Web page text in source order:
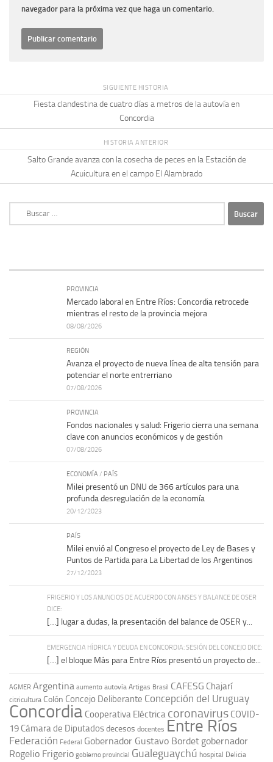
navegador para la próxima vez que haga un comentario.
SIGUIENTE HISTORIA
Fiesta clandestina de cuatro días a metros de la autovía en
Concordia
HISTORIA ANTERIOR
Salto Grande avanza con la cosecha de peces en la Estación de
Acuicultura en el campo El Alambrado
PROVINCIA
Mercado laboral en Entre Ríos: Concordia retrocede
mientras el resto de la provincia mejora
08/08/2026
REGIÓN
Avanza el proyecto de nueva línea de alta tensión para
potenciar el norte entrerriano
07/08/2026
PROVINCIA
Fondos nacionales y salud: Frigerio cierra una semana
clave con anuncios económicos y de gestión
07/08/2026
ECONOMÍA / PAÍS
Milei presentó un DNU de 366 artículos para una
profunda desregulación de la economía
20/12/2023
PAÍS
Milei envió al Congreso el proyecto de Ley de Bases y
Puntos de Partida para La Libertad de los Argentinos
27/12/2023
FRIGERIO Y LOS ANUNCIOS DE ACUERDO CON ANSES Y BALANCE DE OSER
DICE:
[…] lugar a dudas, la presentación del balance de OSER y...
EMERGENCIA HÍDRICA Y DEUDA EN CONCORDIA: SESIÓN DEL CONCEJO DICE:
[…] el bloque Más para Entre Ríos presentó un proyecto de...
AGMER Argentina aumento autovía Artigas Brasil CAFESG Chajarí
citricultura Colón Concejo Deliberante Concepción del Uruguay
Concordia Cooperativa Eléctrica coronavirus COVID-
19 Cámara de Diputadosdecesos docentes Entre Ríos
Federación Federal Gobernador Gustavo Bordet gobernador
Rogelio Frigerio gobierno provincial Gualeguaychú hospital Delicia